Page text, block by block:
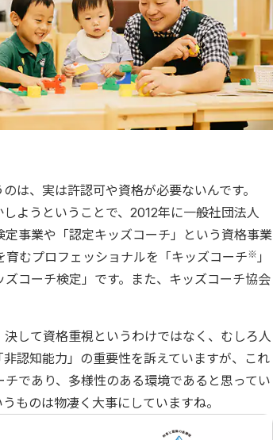
は、実は許認可や資格が必要ないんです。
ようということで、2012年に一般社団法人
定事業や「認定キッズコーチ」という資格事業
むプロフェッショナルを「キッズコーチ※ 」
コーチ検定」です。また、キッズコーチ協会
して資格重視というわけではなく、むしろ人
認知能力」の重要性を訴えていますが、これ
であり、多様性のある環境であると思ってい
ものは物凄く大事にしていますね。